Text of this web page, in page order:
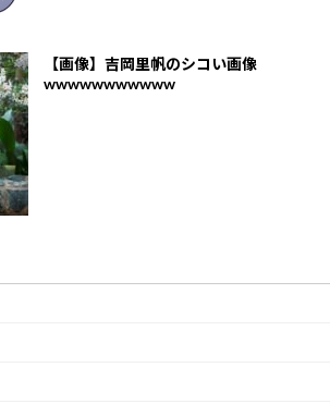
【画像】吉岡里帆のシコい画像
wwwwwwwwwww